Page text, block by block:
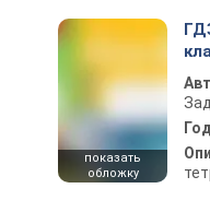
показать
обложку